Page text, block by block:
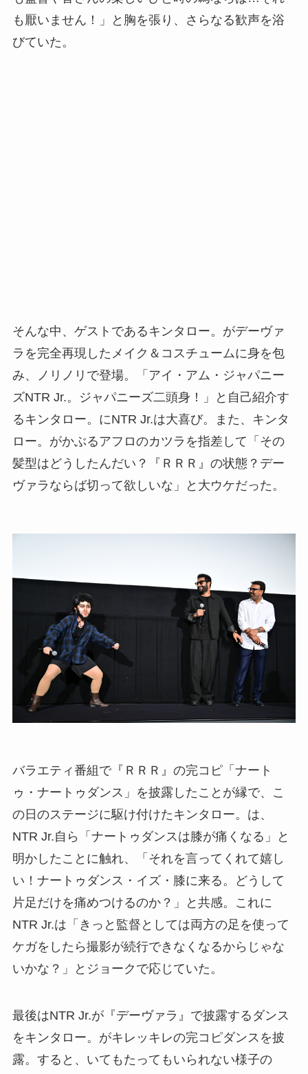
も厭いません！」と胸を張り、さらなる歓声を浴
びていた。
そんな中、ゲストであるキンタロー。がデーヴァ
ラを完全再現したメイク＆コスチュームに身を包
み、ノリノリで登場。「アイ・アム・ジャパニー
ズNTR Jr.。ジャパニーズ二頭身！」と自己紹介す
るキンタロー。にNTR Jr.は大喜び。また、キンタ
ロー。がかぶるアフロのカツラを指差して「その
髪型はどうしたんだい？『ＲＲＲ』の状態？デー
ヴァラならば切って欲しいな」と大ウケだった。
バラエティ番組で『ＲＲＲ』の完コピ「ナート
ゥ・ナートゥダンス」を披露したことが縁で、こ
の日のステージに駆け付けたキンタロー。は、
NTR Jr.自ら「ナートゥダンスは膝が痛くなる」と
明かしたことに触れ、「それを言ってくれて嬉し
い！ナートゥダンス・イズ・膝に来る。どうして
片足だけを痛めつけるのか？」と共感。これに
NTR Jr.は「きっと監督としては両方の足を使って
ケガをしたら撮影が続行できなくなるからじゃな
いかな？」とジョークで応じていた。
最後はNTR Jr.が『デーヴァラ』で披露するダンス
をキンタロー。がキレッキレの完コピダンスを披
露。すると、いてもたってもいられない様子の